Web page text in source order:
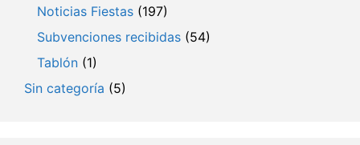
Noticias Fiestas (197)
Subvenciones recibidas (54)
Tablón (1)
Sin categoría (5)